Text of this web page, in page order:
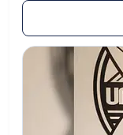
Estado: ★★★☆☆